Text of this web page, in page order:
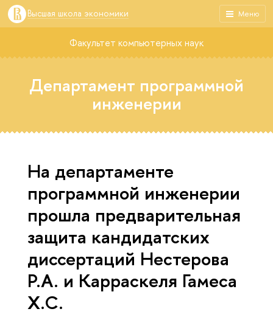
Меню
Высшая школа экономики
Факультет компьютерных наук
Департамент программной
инженерии
На департаменте
программной инженерии
прошла предварительная
защита кандидатских
диссертаций Нестерова
Р.А. и Карраскеля Гамеса
Х.С.